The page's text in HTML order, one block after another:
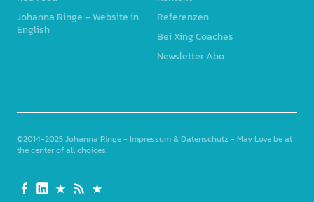
Johanna Ringe – Website in
English
Referenzen
Bei Xing Coaches
Newsletter Abo
©2014-2025Johanna Ringe- Impressum & Datenschutz- May Love be at
the center of all choices